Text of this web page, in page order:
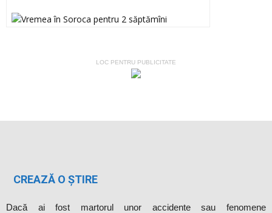
LOC PENTRU PUBLICITATE
CREAZĂ O ȘTIRE
Dacă ai fost martorul unor accidente sau fenomene